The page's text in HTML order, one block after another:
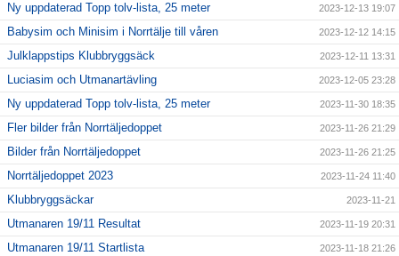
Ny uppdaterad Topp tolv-lista, 25 meter 2023-12-13 19:07
Babysim och Minisim i Norrtälje till våren 2023-12-12 14:15
Julklappstips Klubbryggsäck 2023-12-11 13:31
Luciasim och Utmanartävling 2023-12-05 23:28
Ny uppdaterad Topp tolv-lista, 25 meter 2023-11-30 18:35
Fler bilder från Norrtäljedoppet 2023-11-26 21:29
Bilder från Norrtäljedoppet 2023-11-26 21:25
Norrtäljedoppet 2023 2023-11-24 11:40
Klubbryggsäckar 2023-11-21
Utmanaren 19/11 Resultat 2023-11-19 20:31
Utmanaren 19/11 Startlista 2023-11-18 21:26